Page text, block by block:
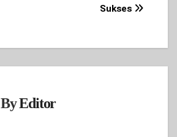
Sukses
ByEditor